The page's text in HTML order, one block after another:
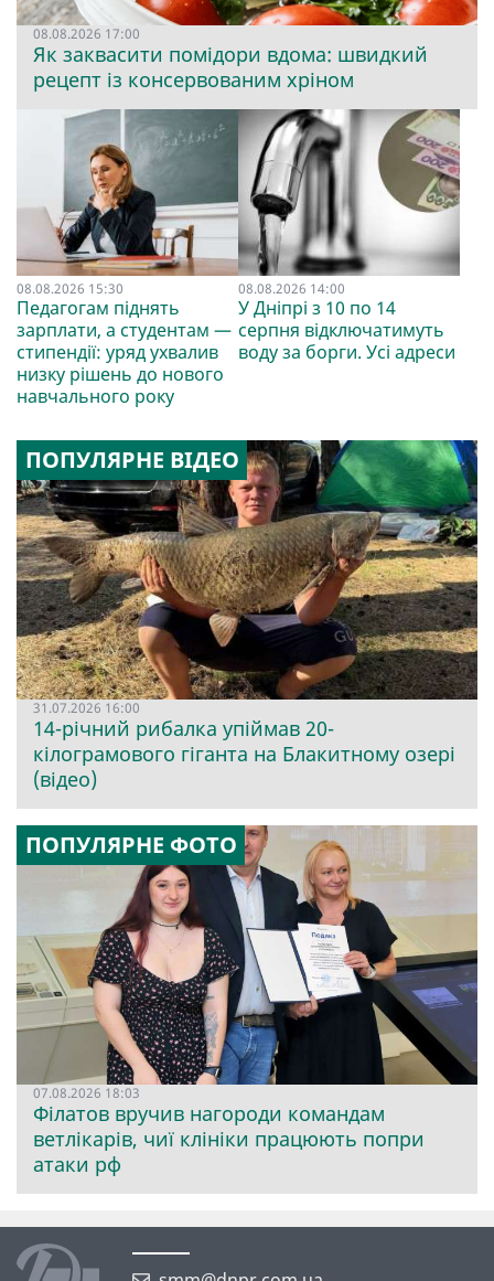
08.08.2026 17:00
Як заквасити помідори вдома: швидкий
рецепт із консервованим хріном
08.08.2026 15:30
Педагогам піднять
зарплати, а студентам —
стипендії: уряд ухвалив
низку рішень до нового
навчального року
08.08.2026 14:00
У Дніпрі з 10 по 14
серпня відключатимуть
воду за борги. Усі адреси
ПОПУЛЯРНЕ ВІДЕО
31.07.2026 16:00
14-річний рибалка упіймав 20-
кілограмового гіганта на Блакитному озері
(відео)
ПОПУЛЯРНЕ ФОТО
07.08.2026 18:03
Філатов вручив нагороди командам
ветлікарів, чиї клініки працюють попри
атаки рф